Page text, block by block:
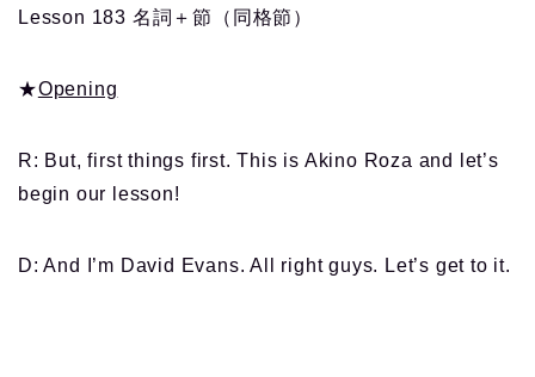
Lesson 183 名詞＋節（同格節）
★Opening
R: But, first things first. This is Akino Roza and let’s
begin our lesson!
D: And I’m David Evans. All right guys. Let’s get to it.